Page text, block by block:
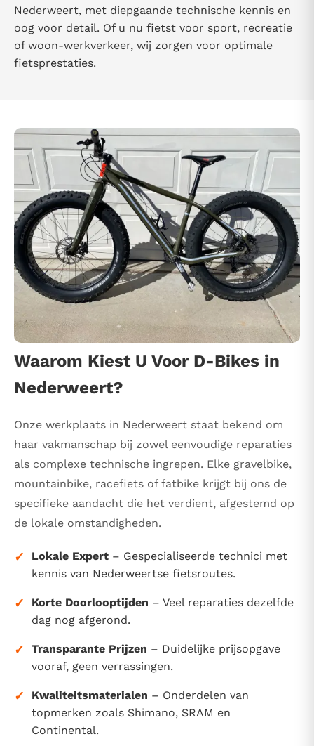
Nederweert, met diepgaande technische kennis en
oog voor detail. Of u nu fietst voor sport, recreatie
of woon-werkverkeer, wij zorgen voor optimale
fietsprestaties.
Waarom Kiest U Voor D-Bikes in
Nederweert?
Onze werkplaats in Nederweert staat bekend om
haar vakmanschap bij zowel eenvoudige reparaties
als complexe technische ingrepen. Elke gravelbike,
mountainbike, racefiets of fatbike krijgt bij ons de
specifieke aandacht die het verdient, afgestemd op
de lokale omstandigheden.
✓ Lokale Expert – Gespecialiseerde technici met
kennis van Nederweertse fietsroutes.
✓ Korte Doorlooptijden – Veel reparaties dezelfde
dag nog afgerond.
✓ Transparante Prijzen – Duidelijke prijsopgave
vooraf, geen verrassingen.
✓ Kwaliteitsmaterialen – Onderdelen van
topmerken zoals Shimano, SRAM en
Continental.